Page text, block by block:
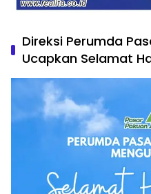
Direksi Perumda
Ucapkan Selamat